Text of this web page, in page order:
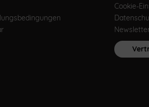
Cookie-